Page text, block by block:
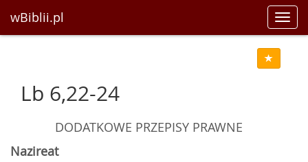
wBiblii.pl
Lb 6,22-24
DODATKOWE PRZEPISY PRAWNE
Nazireat